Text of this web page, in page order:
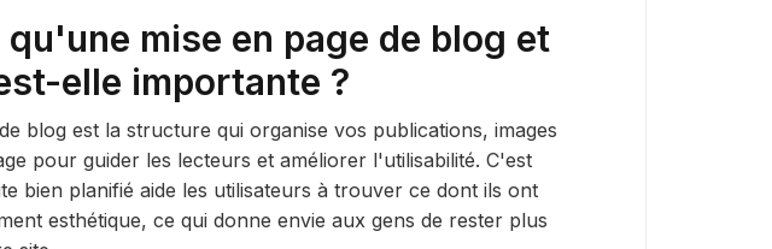
mise en page de blog et
elle importante ?
blog est la structure qui organise vos publications, images
pour guider les lecteurs et améliorer l'utilisabilité. C'est
bien planifié aide les utilisateurs à trouver ce dont ils ont
esthétique, ce qui donne envie aux gens de rester plus